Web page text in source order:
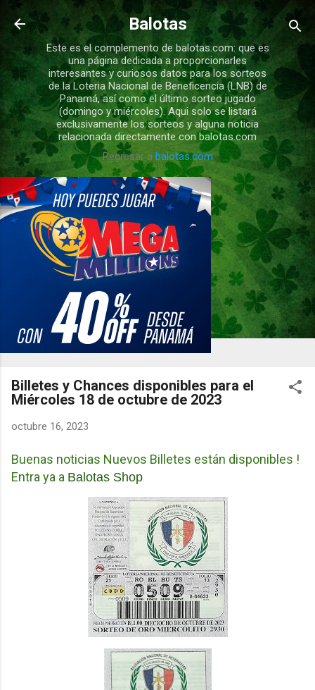
Ir al contenido principal
Balotas
Este es el complemento de balotas.com: que es
una página dedicada a proporcionarles
interesantes y curiosos datos para los sorteos
de la Loteria Nacional de Beneficencia (LNB) de
Panamá, así como el último sorteo jugado
(domingo y miércoles). Aqui solo se listará
exclusivamente los sorteos y alguna noticia
relacionada directamente con balotas.com
Regresar a balotas.com
Billetes y Chances disponibles para el
Miércoles 18 de octubre de 2023
octubre 16, 2023
Buenas noticias Nuevos Billetes están disponibles !
Entra ya a Balotas Shop